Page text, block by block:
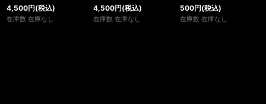
4,500円(税込)
在庫数 在庫なし
4,500円(税込)
在庫数 在庫なし
500円(税込)
在庫数 在庫なし